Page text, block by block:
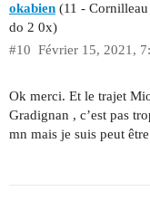
okabien (11 -
do 2 0x)
Février 15, 2021,
#10
Ok merci. Et le trajet
Gradignan , c’est pas
mn mais je suis peut